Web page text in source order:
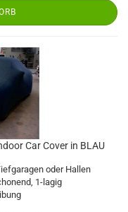
Car Cover in BLAU
oder Hallen
1-lagig